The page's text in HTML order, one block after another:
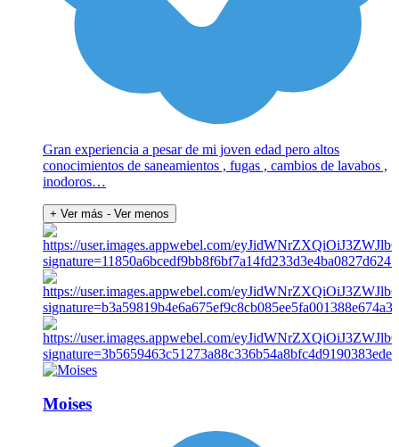
Gran experiencia a pesar de mi joven edad pero altos
conocimientos de saneamientos , fugas , cambios de lavabos ,
inodoros…
+ Ver más - Ver menos
Moises